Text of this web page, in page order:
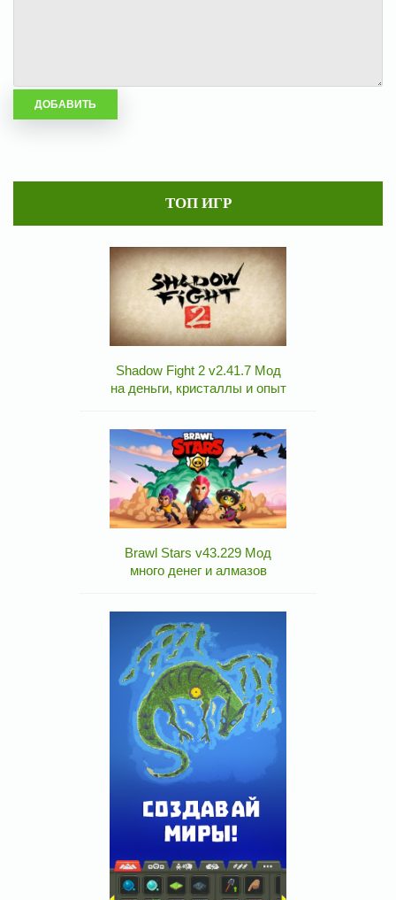
ТОП ИГР
Shadow Fight 2 v2.41.7 Мод
на деньги, кристаллы и опыт
Brawl Stars v43.229 Мод
много денег и алмазов